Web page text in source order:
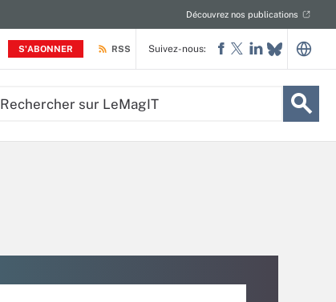
S'ABONNER
Découvrez nos publications
RSS Suivez-nous: